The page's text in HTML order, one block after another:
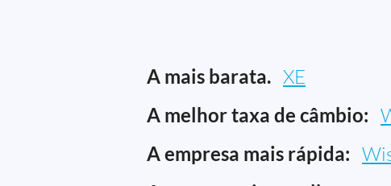
A mais barata. XE
A melhor taxa de câmbio:
A empresa mais rápida: